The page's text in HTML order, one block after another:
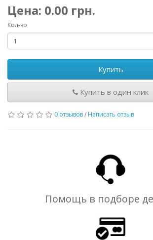
Цена: 0.00 грн.
Кол-во
Купить
Купить в один клик
0 отзывов/ Написать отзыв
Помощь в подборе